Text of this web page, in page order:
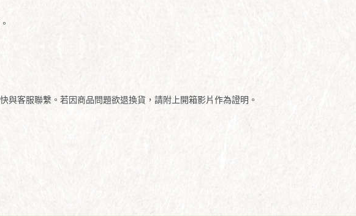
客服聯繫。若因商品問題欲退換貨，請附上開箱影片作為證明。